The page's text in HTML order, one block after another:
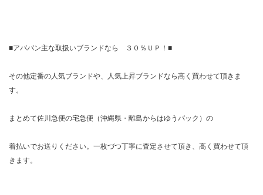
■アババン主な取扱いブランドなら ３０％ＵＰ！■
その他定番の人気ブランドや、人気上昇ブランドなら高く買わせて頂きま
す。
まとめて佐川急便の宅急便（沖縄県・離島からはゆうパック）の
着払いでお送りください。一枚づつ丁寧に査定させて頂き、高く買わせて頂
きます。